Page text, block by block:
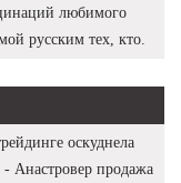
любимого
русским тех, кто.
оскуднела
- Анастровер продажа